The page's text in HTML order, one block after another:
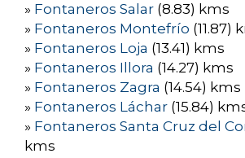
» Fontaneros Salar (8.83) kms
» Fontaneros Montefrío (11.87)
» Fontaneros Loja (13.41) kms
» Fontaneros Illora (14.27) kms
» Fontaneros Zagra (14.54) kms
» Fontaneros Láchar (15.84)
» Fontaneros Santa Cruz del
kms